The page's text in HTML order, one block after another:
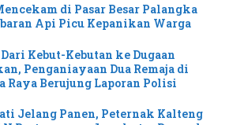
di Pasar Besar Palangka
Api Picu Kepanikan Warga
Kebut-Kebutan ke Dugaan
Penganiayaan Dua Remaja di
Raya Berujung Laporan Polisi
Jelang Panen, Peternak Kalteng